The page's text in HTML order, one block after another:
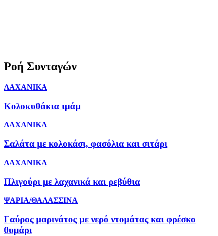
Ροή Συνταγών
ΛΑΧΑΝΙΚΑ
Κολοκυθάκια ιμάμ
ΛΑΧΑΝΙΚΑ
Σαλάτα με κολοκάσι, φασόλια και σιτάρι
ΛΑΧΑΝΙΚΑ
Πλιγούρι με λαχανικά και ρεβύθια
ΨΑΡΙΑ/ΘΑΛΑΣΣΙΝΑ
Γαύρος μαρινάτος με νερό ντομάτας και φρέσκο
θυμάρι